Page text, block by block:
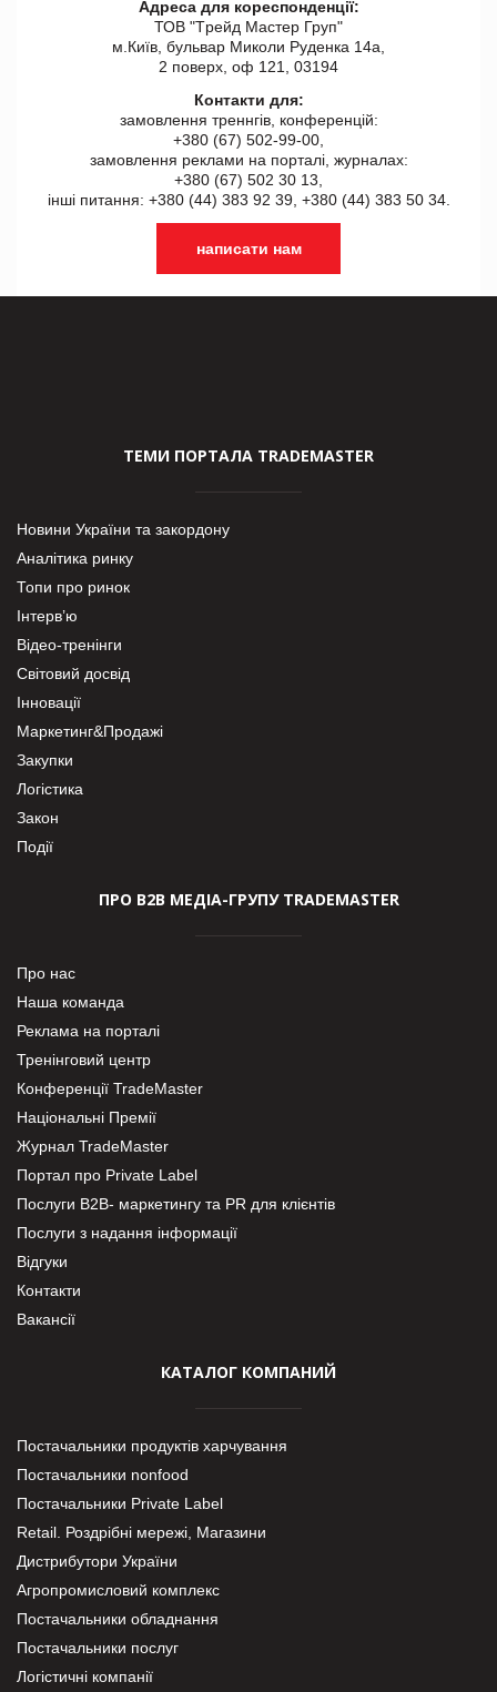
Адреса для кореспонденції:
ТОВ "Tрейд Мастер Груп"
м.Київ, бульвар Миколи Руденка 14а,
2 поверх, оф 121, 03194
Контакти для:
замовлення треннгів, конференцій:
+380 (67) 502-99-00,
замовлення реклами на порталі, журналах:
+380 (67) 502 30 13,
інші питання: +380 (44) 383 92 39, +380 (44) 383 50 34.
написати нам
ТЕМИ ПОРТАЛА TRADEMASTER
Новини України та закордону
Аналітика ринку
Топи про ринок
Інтерв’ю
Відео-тренінги
Світовий досвід
Інновації
Маркетинг&Продажі
Закупки
Логістика
Закон
Події
ПРО В2В МЕДІА-ГРУПУ TRADEMASTER
Про нас
Наша команда
Реклама на порталі
Тренінговий центр
Конференції TradeMaster
Національні Премії
Журнал TradeMaster
Портал про Private Label
Послуги В2В- маркетингу та PR для клієнтів
Послуги з надання інформації
Відгуки
Контакти
Вакансії
КАТАЛОГ КОМПАНИЙ
Постачальники продуктів харчування
Постачальники nonfood
Постачальники Private Label
Retail. Роздрібні мережі, Магазини
Дистрибутори України
Агропромисловий комплекс
Постачальники обладнання
Постачальники послуг
Логістичні компанії